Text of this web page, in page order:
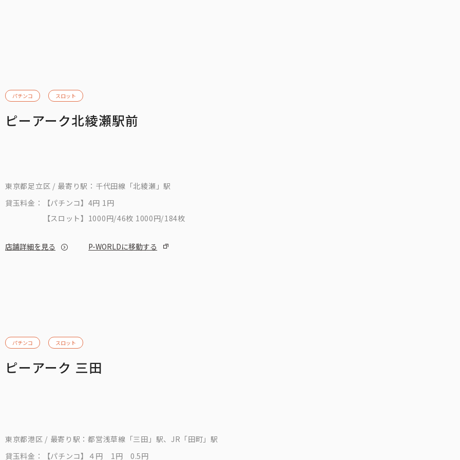
パチンコ スロット
ピーアーク北綾瀬駅前
東京都足立区 / 最寄り駅：千代田線「北綾瀬」駅
貸玉料金：
【パチンコ】4円 1円
【スロット】1000円/46枚 1000円/184枚
店舗詳細を見る P-WORLDに移動する
パチンコ スロット
ピーアーク 三田
東京都港区 / 最寄り駅：都営浅草線「三田」駅、JR「田町」駅
貸玉料金：
【パチンコ】４円 1円 0.5円